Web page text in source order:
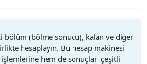
bölüm (bölme sonucu), kalan ve diğer
hesaplayın. Bu hesap makinesi
hem de sonuçları çeşitli